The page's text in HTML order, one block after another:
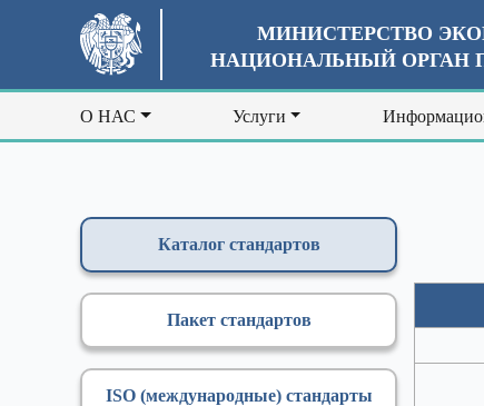
МИНИСТЕРСТВО
НАЦИОНАЛЬНЫЙ ОРГАН
О НАС Услуги
Каталог стандартов
Пакет стандартов
ISO (международные) стандарты